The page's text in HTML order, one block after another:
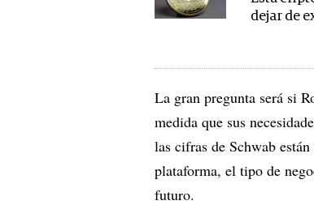
dejar de
La gran pregunta será si
medida que sus
las cifras de Schwab
plataforma, el tipo de
futuro.